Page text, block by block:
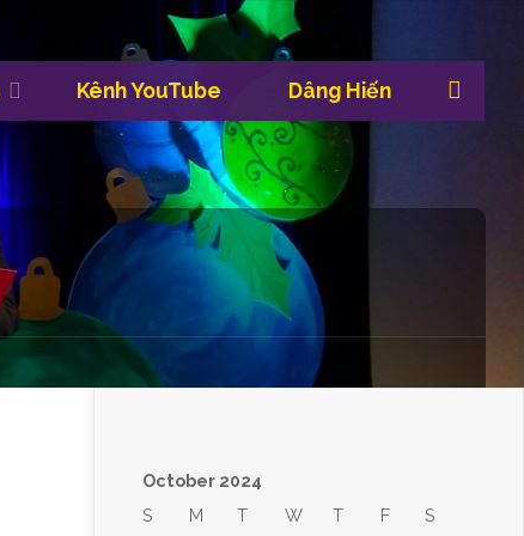
Kênh YouTube Dâng Hiến
October 2024
S
M T W T F S